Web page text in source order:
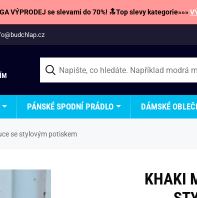
VÝPRODEJ se slevami do 70%! 🔝Top slevy kategorie»»»
PÁNSKÉ SPODNÍ PRÁDLO DÁMSKÉ
se stylovým potiskem
KHAKI